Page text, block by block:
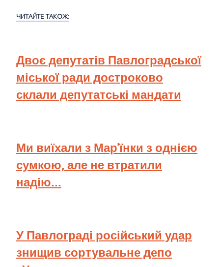
ЧИТАЙТЕ ТАКОЖ:
Двоє депутатів Павлоградської
міської ради достроково
склали депутатські мандати
Ми виїхали з Мар'їнки з однією
сумкою, але не втратили
надію...
У Павлограді російський удар
знищив сортувальне депо